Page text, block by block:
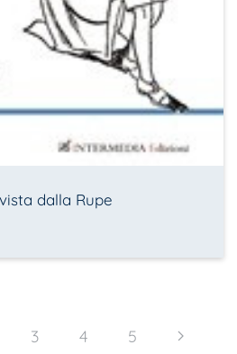
dalla Rupe
3 4 5